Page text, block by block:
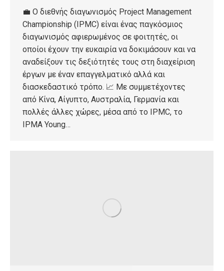
💼 Ο διεθνής διαγωνισμός Project Management
Championship (IPMC) είναι ένας παγκόσμιος
διαγωνισμός αφιερωμένος σε φοιτητές, οι
οποίοι έχουν την ευκαιρία να δοκιμάσουν και να
αναδείξουν τις δεξιότητές τους στη διαχείριση
έργων με έναν επαγγελματικό αλλά και
διασκεδαστικό τρόπο. 📈 Με συμμετέχοντες
από Κίνα, Αίγυπτο, Αυστραλία, Γερμανία και
πολλές άλλες χώρες, μέσα από το IPMC, το
IPMA Young…